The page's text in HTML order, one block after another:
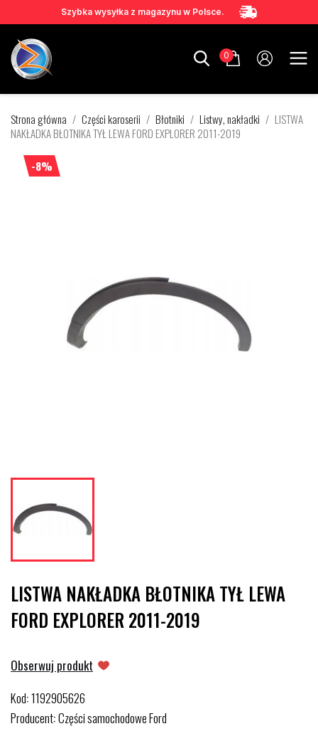
Szybka wysyłka z magazynu w Polsce.
0
Strona główna Części karoserii Błotniki Listwy, nakładki
LISTWA
NAKŁADKA BŁOTNIKA TYŁ LEWA FORD EXPLORER 2011-2019
-8%
LISTWA NAKŁADKA BŁOTNIKA TYŁ LEWA
FORD EXPLORER 2011-2019
Obserwuj produkt
Kod:1192905626
Producent:Części samochodowe Ford